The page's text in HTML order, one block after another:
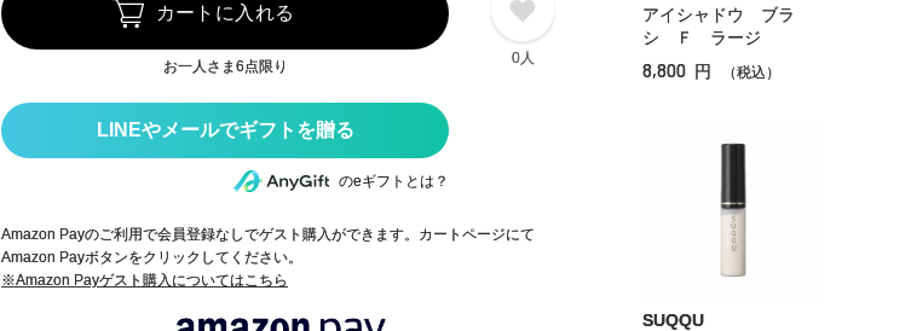
カートに入れる
お一人さま6点限り 0人
のeギフトとは？
Amazon Payのご利用で会員登録なしでゲスト購入ができます。カートページにて
Amazon Payボタンをクリックしてください。
※Amazon Payゲスト購入についてはこちら
アイシャドウ ブラ
シ Ｆ ラージ
8,800 円 （税込）
SUQQU